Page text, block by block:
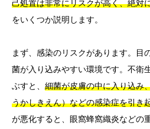
己処置は非常にリスクが高く、絶対
をいくつか説明します。
まず、感染のリスクがあります。目
菌が入り込みやすい環境です。不衛
ぶすと、 細菌が皮膚の中に入り込み
うかしきえん）などの感染症を引き
が悪化すると、眼窩蜂窩織炎などの